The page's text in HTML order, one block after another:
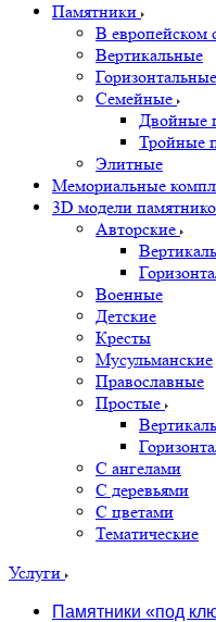
Памятники
В европейском
Вертикальные
Горизонтальные
Семейные
Двойные
Тройные
Элитные
Мемориальные
3D модели
Авторские
Военные
Детские
Кресты
Мусульманские
Православные
Простые
С ангелами
С деревьями
С цветами
Тематические
Услуги
Памятники «под